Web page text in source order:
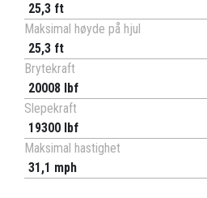
25,3 ft
Maksimal høyde på hjul
25,3 ft
Brytekraft
20008 lbf
Slepekraft
19300 lbf
Maksimal hastighet
31,1 mph